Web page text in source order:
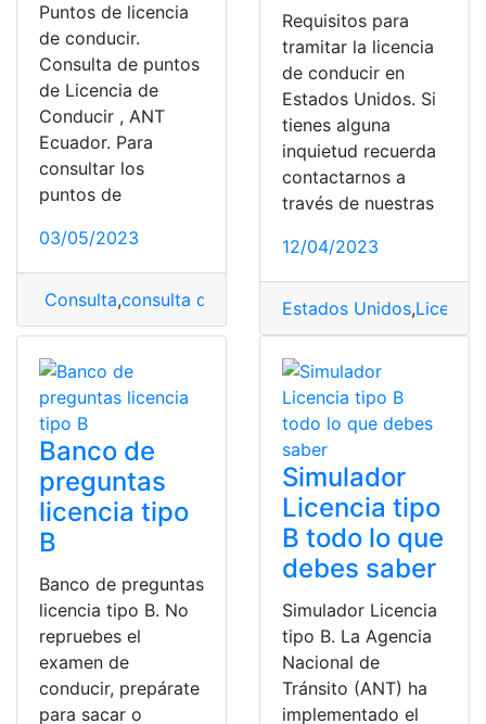
Puntos de licencia
de conducir.
Consulta de puntos
de Licencia de
Conducir , ANT
Ecuador. Para
consultar los
puntos de
03/05/2023
Consulta,consulta de puntos Consultar Puntos de la
Requisitos para
tramitar la licencia
de conducir en
Estados Unidos. Si
tienes alguna
inquietud recuerda
contactarnos a
través de nuestras
12/04/2023
Estados Unidos,Licencia
Banco de
preguntas
licencia tipo
B
Banco de preguntas
licencia tipo B. No
repruebes el
examen de
conducir, prepárate
para sacar o
Simulador
Licencia tipo
B todo lo que
debes saber
Simulador Licencia
tipo B. La Agencia
Nacional de
Tránsito (ANT) ha
implementado el